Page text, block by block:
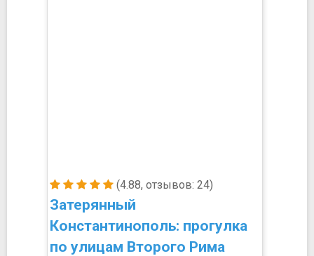
(4.88, отзывов: 24)
Затерянный
Константинополь: прогулка
по улицам Второго Рима